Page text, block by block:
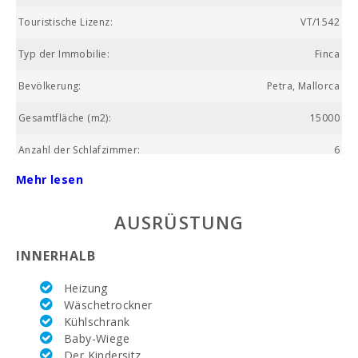
Touristische Lizenz: VT/1542
Typ der Immobilie: Finca
Bevölkerung: Petra, Mallorca
Gesamtfläche (m2): 15000
Anzahl der Schlafzimmer: 6
Wohnfläche (m2):
Golfplatz La Reserva Rotana (km):
Supermarkt Juana Jaume Salom (km) :
See - Es Llac Gran (kм):
Vergnügungspark - Palma Aquarium (km):
Mehr lesen
AUSRÜSTUNG
INNERHALB
Heizung
Wäschetrockner
Kühlschrank
Baby-Wiege